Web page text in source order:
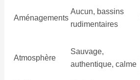
Aménagements
Aucun, bassins
rudimentaires
Atmosphère
Sauvage,
authentique, calme